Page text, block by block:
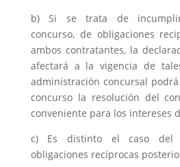
b) Si se trata de
concurso, de obligaciones
ambos contratantes, la
afectará a la vigencia de
administración concursal
concurso la resolución del
conveniente para los intereses
c) Es distinto el caso del
obligaciones recíprocas